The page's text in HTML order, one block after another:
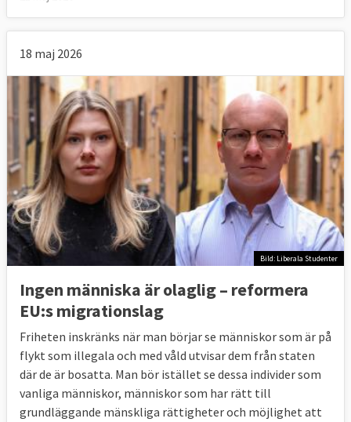
18 maj 2026
Bild: Liberala Studenter
Ingen människa är olaglig – reformera
EU:s migrationslag
Friheten inskränks när man börjar se människor som är på
flykt som illegala och med våld utvisar dem från staten
där de är bosatta. Man bör istället se dessa individer som
vanliga människor, människor som har rätt till
grundläggande mänskliga rättigheter och möjlighet att